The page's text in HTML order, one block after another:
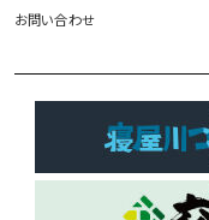
お問い合わせ